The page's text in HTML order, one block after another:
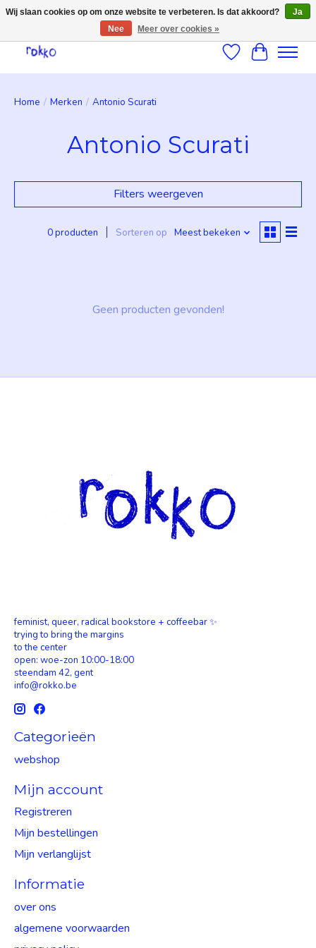
Verlanglijst
Home / Merken / Antonio Scurati
Antonio Scurati
Filters weergeven
0 producten Sorteren op Meest bekeken
Geen producten gevonden!
feminist, queer, radical bookstore + coffeebar ✨
trying to bring the margins
to the center
open: woe-zon 10:00-18:00
steendam 42, gent
info@rokko.be
Categorieën
webshop
Mijn account
Registreren
Mijn bestellingen
Mijn verlanglijst
Informatie
over ons
algemene voorwaarden
Wij slaan cookies op om onze website te verbeteren. Is dat akkoord?
Ja
Nee
Meer over cookies »